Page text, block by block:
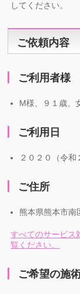
してください。
ご依頼内容
ご利用者様
M様、９１歳、
ご利用日
２０２０（令和
ご住所
熊本県熊本市南
すべてのサービス
覧ください。
ご希望の施